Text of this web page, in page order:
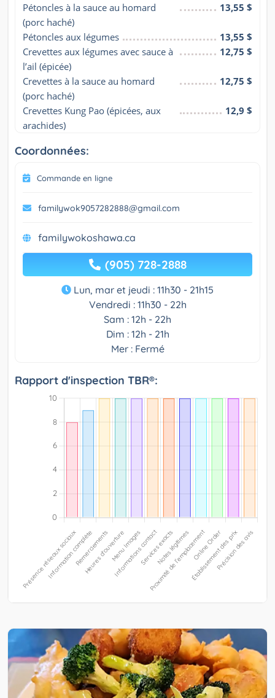
Pétoncles à la sauce au homard
(porc haché)
13,55 $
Pétoncles aux légumes
13,55 $
Crevettes aux légumes avec sauce à
l’ail (épicée)
12,75 $
Crevettes à la sauce au homard
(porc haché)
12,75 $
Crevettes Kung Pao (épicées, aux
arachides)
12,9 $
Coordonnées:
Commande en ligne
familywok9057282888@gmail.com
familywokoshawa.ca
(905) 728-2888
Lun, mar et jeudi : 11h30 - 21h15
Vendredi : 11h30 - 22h
Sam : 12h - 22h
Dim : 12h - 21h
Mer : Fermé
Rapport d'inspection TBR®: